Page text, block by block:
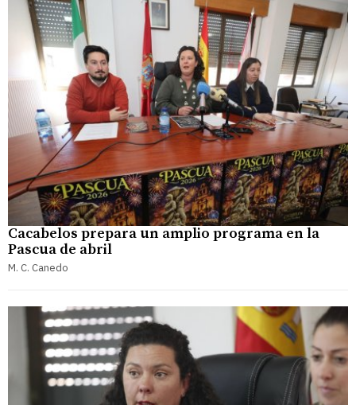
Cacabelos prepara un amplio programa en la
Pascua de abril
M. C. Canedo